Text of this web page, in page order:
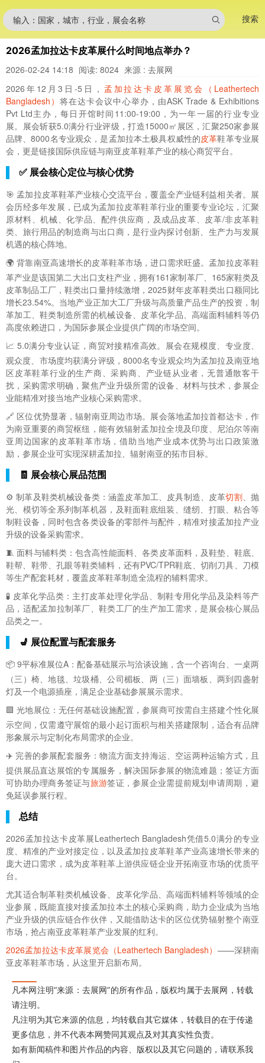
输入：国家，城市，行业，展会名称 搜索
2026孟加拉达卡皮革展什么时间地点举办？
2026-02-24 14:18 阅读: 8024 来源 : 去展网
2026年12月3日-5日， 孟加拉达卡皮革展览会（Leathertech
Bangladesh）将在达卡会议中心举办，由ASK Trade & Exhibitions
Pvt Ltd主办，每日开馆时间11:00-19:00，为一年一届的行业专业
展。展会斩获5.0满分行业评级，打造15000㎡展区，汇聚250家参展
品牌、8000名专业观众，是孟加拉本土极具权威性的皮革鞋革专业展
会，更是链接国际供应链与南亚皮革鞋革产业的核心商贸平台。
✅ 展会核心定位与核心优势
🎯 孟加拉皮革鞋革产业核心交流平台，覆盖全产业链利益相关者。展
会历经多年发展，已成为孟加拉皮革鞋革行业的重要专业论坛，汇聚
原材料、机械、化学品、配件供应商，及成品皮革、皮革/非皮革鞋
类、旅行用品的制造商与出口商，是行业内探讨创新、生产力与发展
机遇的核心阵地。
🌍 背靠南亚高速增长的皮革鞋革市场，进口需求旺盛。孟加拉皮革鞋
革产业是该国第二大出口支柱产业，拥有161家制革厂、165家鞋类及
皮革制品工厂，鞋类出口量持续激增，2025财年皮革鞋类出口额同比
增长23.54%。当地产业正加大工厂升级与高质量产品生产的投资，制
革加工、鞋类制造所需的机械设备、皮革化学品、高端面料辅料等仍
高度依赖进口，为国际参展企业提供广阔的市场空间。
📈 5.0满分专业认证，商贸对接精准高效。展会在规模度、专业度、
观众度、市场度均获满分评级，8000名专业观众均为孟加拉及南亚地
区皮革鞋革行业的生产商、采购商、产业链从业者，无普通散客干
扰，采购需求明确，聚焦产业升级所需的设备、材料与技术，参展企
业能精准对接当地产业核心采购需求。
🔗 区位优势显著，辐射南亚周边市场。展会落地孟加拉首都达卡，作
为南亚重要的商贸枢纽，能有效辐射孟加拉全境及印度、尼泊尔等南
亚周边国家的皮革鞋革市场，借助当地产业成本优势与出口政策激
励，参展企业可实现深耕孟加拉、辐射南亚的拓市目标。
🧾 展会核心展品范围
⚙️ 制革及鞋类机械设备类：涵盖皮革加工、皮具制造、皮革切割、抛
光、模切等全系列制革机器，及鞋面鞋底组装、缝纫、打眼、粘合等
制鞋设备，同时包含各类设备的零部件与配件，精准对接孟加拉产业
升级的设备采购需求。
🧵 面料与辅料类：包含高性能面料、各类皮革面料，及鞋垫、鞋底、
鞋帮、鞋带、孔眼等鞋类辅料，还有PVC/TPR鞋底、切削刀具、刀模
等生产配套耗材，覆盖皮革鞋革制造全流程的辅料需求。
🧪 皮革化学品类：主打皮革处理化学品、制鞋专用化学品及染料等产
品，适配孟加拉制革厂、鞋类工厂的生产加工需求，是展会核心展品
品类之一。
💺 展位配置与配套服务
📦 9平标准展位A：配备基础展示与洽谈设施，含一个咨询台、一桌两
（三）椅、地毯、垃圾桶、公司楣板、两（三）面墙板、两到四盏射
灯及一个电源插座，满足企业基础参展展示需求。
🟩 光地展位：无任何基础设施配置，参展商可按需自主搭建个性化展
示空间，仅需遵守展馆的最小起订面积与相关搭建限制，适合有品牌
形象展示与定制化布局需求的企业。
✈️ 完善的参展配套服务：物流方面支持海运、空运两种运输方式，且
提供展品直达展馆的专属服务，解决国际参展的物流难题；签证方面
可协助办理商务签证与旅游签证，参展企业需提前规划申请周期，避
免延误参展行程。
总结
2026孟加拉达卡皮革展Leathertech Bangladesh凭借5.0满分的专业
度、精准的产业对接定位，以及孟加拉皮革鞋革产业高速增长带来的
庞大进口需求，成为皮革鞋革上游供应链企业开拓南亚市场的优质平
台。
尤其适合制革鞋类机械设备、皮革化学品、高端面料辅料等领域的企
业参展，既能直接对接孟加拉本土的核心采购商，助力企业成为当地
产业升级的供应链合作伙伴，又能借助达卡的区位优势辐射整个南亚
市场，抢占南亚皮革鞋革产业发展的红利。
2026孟加拉达卡皮革展览会（Leathertech Bangladesh） ——深耕南
亚皮革鞋革市场，从这里开启新布局。
凡本网注明“来源：去展网”的所有作品，版权均属于去展网，转载
请注明。
凡注明为其它来源的信息，均转载自其它媒体，转载目的在于传递
更多信息，并不代表本网赞同其观点及对其真实性负责。
如有新闻稿件和图片作品的内容、版权以及其它问题的，请联系我